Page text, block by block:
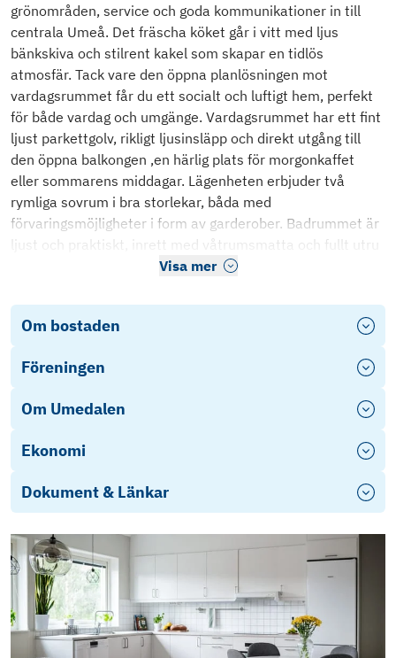
grönområden, service och goda kommunikationer in till
centrala Umeå. Det fräscha köket går i vitt med ljus
bänkskiva och stilrent kakel som skapar en tidlös
atmosfär. Tack vare den öppna planlösningen mot
vardagsrummet får du ett socialt och luftigt hem, perfekt
för både vardag och umgänge. Vardagsrummet har ett fint
ljust parkettgolv, rikligt ljusinsläpp och direkt utgång till
den öppna balkongen ,en härlig plats för morgonkaffet
eller sommarens middagar. Lägenheten erbjuder två
rymliga sovrum i bra storlekar, båda med
förvaringsmöjligheter i form av garderober. Badrummet är
ljust och praktiskt, inrett med våtrumsmatta och fullt utru
Visa mer
Om bostaden
Föreningen
Om Umedalen
Ekonomi
Dokument & Länkar
Årsredovisning 2024
Energideklaration
Stadgar